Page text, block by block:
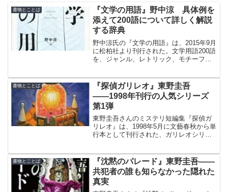
書物とことば
『文学の用語』野中涼 具体例を
添えて200語について詳しく解説
する辞典
野中涼氏の『文学の用語』は、2015年9月
に松柏社より刊行された。文学用語200語
を、ジャンル、レトリック、モチーフ、
書物とことば
『探偵ガリレオ』東野圭吾
――1998年刊行の人気シリーズ
第1弾
東野圭吾さんのミステリ短編集『探偵ガ
リレオ』は、1998年5月に文藝春秋から単
行本として刊行された、ガリレオシリー
れている。
書物とことば
『沈黙のパレード』東野圭吾――
共犯者の誰も知らなかった隠れた
真実